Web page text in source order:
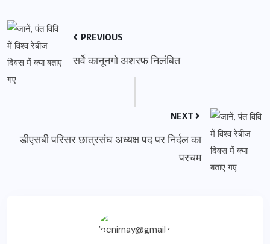
PREVIOUS
सर्वे कानूनगो अशरफ निलंबित
NEXT
डीएसबी परिसर छात्रसंघ अध्यक्ष पद पर निर्दल का
परचम